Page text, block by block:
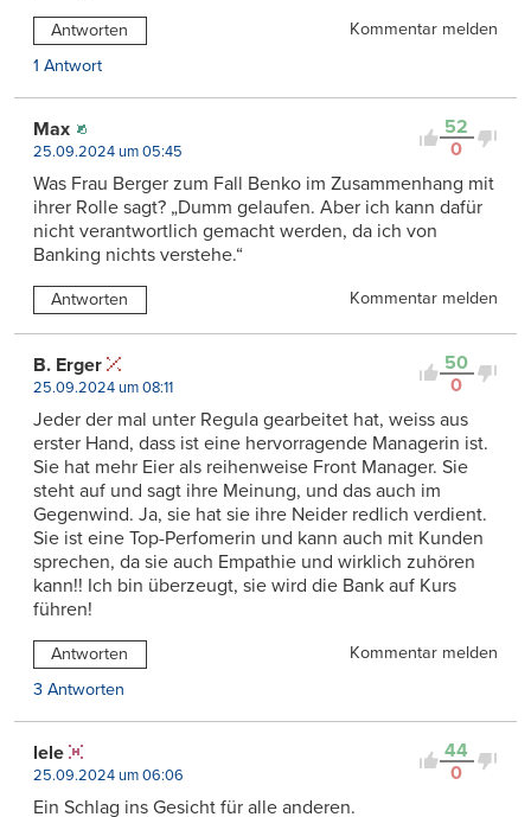
Antworten
Kommentar melden
1 Antwort
52
0
Max
25.09.2024 um 05:45
Was Frau Berger zum Fall Benko im Zusammenhang mit
ihrer Rolle sagt? „Dumm gelaufen. Aber ich kann dafür
nicht verantwortlich gemacht werden, da ich von
Banking nichts verstehe.“
Antworten Kommentar melden
50
0
B. Erger
25.09.2024 um 08:11
Jeder der mal unter Regula gearbeitet hat, weiss aus
erster Hand, dass ist eine hervorragende Managerin ist.
Sie hat mehr Eier als reihenweise Front Manager. Sie
steht auf und sagt ihre Meinung, und das auch im
Gegenwind. Ja, sie hat sie ihre Neider redlich verdient.
Sie ist eine Top-Perfomerin und kann auch mit Kunden
sprechen, da sie auch Empathie und wirklich zuhören
kann!! Ich bin überzeugt, sie wird die Bank auf Kurs
führen!
Antworten
Kommentar melden
3 Antworten
44
0
lele
25.09.2024 um 06:06
Ein Schlag ins Gesicht für alle anderen.